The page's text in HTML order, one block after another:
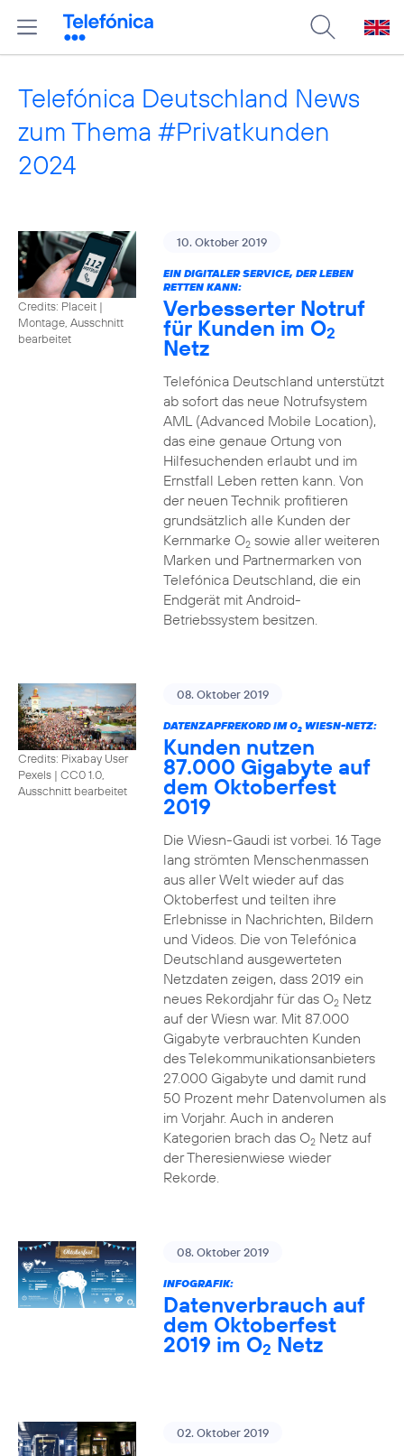
Telefónica Deutschland News
zum Thema #Privatkunden
2024
Credits: Placeit |
Montage, Ausschnitt
bearbeitet
10. Oktober 2019
EIN DIGITALER SERVICE, DER LEBEN
RETTEN KANN:
Verbesserter Notruf
für Kunden im O2
Netz
Telefónica Deutschland unterstützt
ab sofort das neue Notrufsystem
AML (Advanced Mobile Location),
das eine genaue Ortung von
Hilfesuchenden erlaubt und im
Ernstfall Leben retten kann. Von
der neuen Technik profitieren
grundsätzlich alle Kunden der
Kernmarke O2sowie aller weiteren
Marken und Partnermarken von
Telefónica Deutschland, die ein
Endgerät mit Android-
Betriebssystem besitzen.
Credits: Pixabay User
Pexels | CC0 1.0,
Ausschnitt bearbeitet
08. Oktober 2019
DATENZAPFREKORD IM O2WIESN-NETZ:
Kunden nutzen
87.000 Gigabyte auf
dem Oktoberfest
2019
Die Wiesn-Gaudi ist vorbei. 16 Tage
lang strömten Menschenmassen
aus aller Welt wieder auf das
Oktoberfest und teilten ihre
Erlebnisse in Nachrichten, Bildern
und Videos. Die von Telefónica
Deutschland ausgewerteten
Netzdaten zeigen, dass 2019 ein
neues Rekordjahr für das O2Netz
auf der Wiesn war. Mit 87.000
Gigabyte verbrauchten Kunden
des Telekommunikationsanbieters
27.000 Gigabyte und damit rund
50 Prozent mehr Datenvolumen als
im Vorjahr. Auch in anderen
Kategorien brach das O2Netz auf
der Theresienwiese wieder
Rekorde.
08. Oktober 2019
INFOGRAFIK:
Datenverbrauch auf
dem Oktoberfest
2019 im O2 Netz
02. Oktober 2019